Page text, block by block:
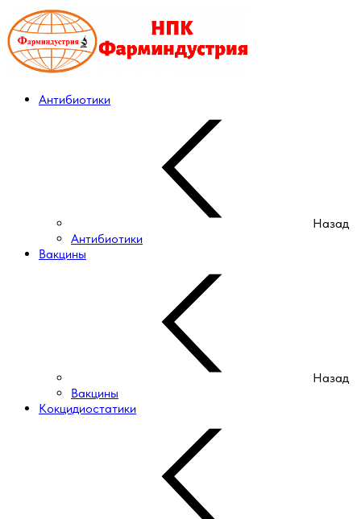
Антибиотики
Назад
Антибиотики
Вакцины
Назад
Вакцины
Кокцидиостатики